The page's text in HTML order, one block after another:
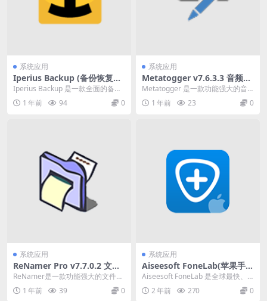
系统应用
Iperius Backup (备份恢复软
件) v8.5.6 中文破解版
Iperius Backup 是一款全面的备份
和恢复软件，可以帮助用户对计算
机数...1 年前 94 0
系统应用
Metatogger v7.6.3.3 音频标
签编辑器便携版
Metatogger 是一款功能强大的音
频文件标签编辑器，适用于 Windo
ws...1 年前 23 0
系统应用
ReNamer Pro v7.7.0.2 文件
重命名工具中文绿色版
ReNamer是一款功能强大的文件重
命名工具，它可以帮助用户快速方
便地批量重命名...
1 年前 39 0
系统应用
Aiseesoft FoneLab(苹果手机
数据恢复) v10.6.18 中文破解
Aiseesoft FoneLab 是全球最快、
最可靠的 iPhone/iPad...
2 年前 270 0